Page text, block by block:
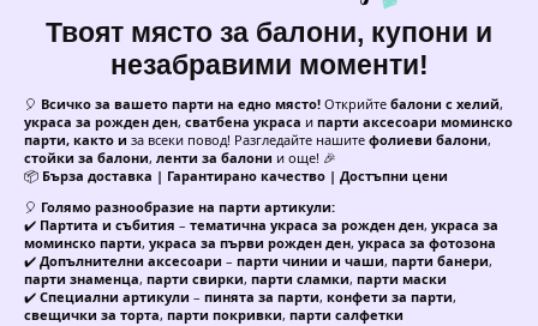
Твоят място за балони, купони и
незабравими моменти!
🎈 Всичко за вашето парти на едно място! Открийте балони с хелий,
украса за рожден ден, сватбена украса и парти аксесоари моминско
парти, както и за всеки повод! Разгледайте нашите фолиеви балони,
стойки за балони, ленти за балони и още! 🎉
📦 Бърза доставка | Гарантирано качество | Достъпни цени
🎈 Голямо разнообразие на парти артикули:
✔️ Партита и събития – тематична украса за рожден ден, украса за
моминско парти, украса за първи рожден ден, украса за фотозона
✔️ Допълнителни аксесоари – парти чинии и чаши, парти банери,
парти знаменца, парти свирки, парти сламки, парти маски
✔️ Специални артикули – пинята за парти, конфети за парти,
свещички за торта, парти покривки, парти салфетки